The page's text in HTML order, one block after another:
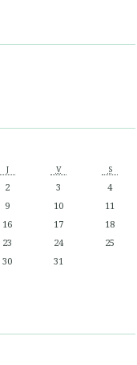
J V S
2 3
4
9 10
11
16 17
18
23 24
25
30 31